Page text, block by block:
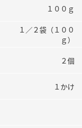
１００ｇ
１／２袋（１００
ｇ）
２個
１かけ